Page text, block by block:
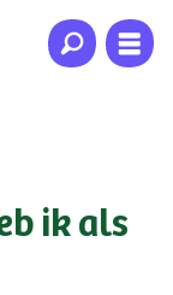
ik als